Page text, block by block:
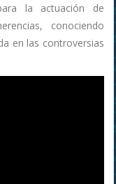
la actuación de
conociendo
en las controversias